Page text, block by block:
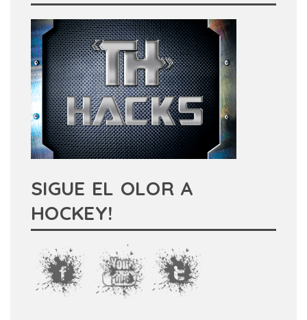
SIGUE EL OLOR A
HOCKEY!